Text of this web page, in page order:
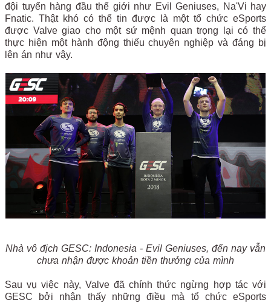
đội tuyển hàng đầu thế giới như Evil Geniuses, Na'Vi hay
Fnatic. Thật khó có thể tin được là một tổ chức eSports
được Valve giao cho một sứ mệnh quan trọng lại có thể
thực hiện một hành động thiếu chuyên nghiệp và đáng bị
lên án như vậy.
Nhà vô địch GESC: Indonesia - Evil Geniuses, đến nay vẫn
chưa nhận được khoản tiền thưởng của mình
Sau vụ việc này, Valve đã chính thức ngừng hợp tác với
GESC bởi nhận thấy những điều mà tổ chức eSports